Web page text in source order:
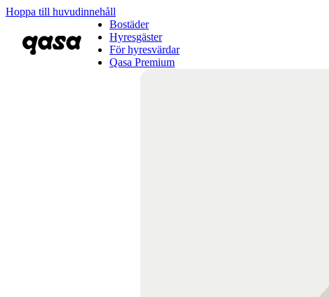
Hoppa till huvudinnehåll
Bostäder
Hyresgäster
För hyresvärdar
Qasa Premium